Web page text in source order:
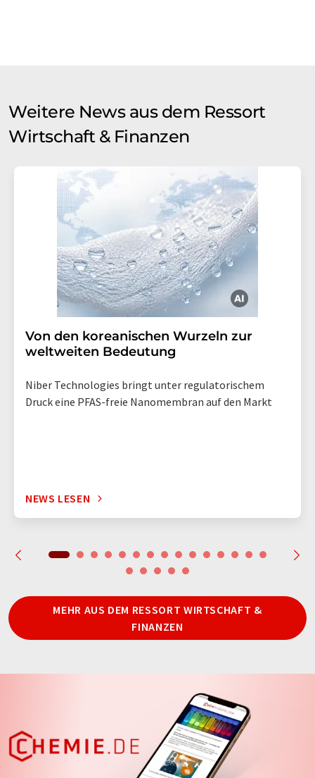
Weitere News aus dem Ressort
Wirtschaft & Finanzen
Von den koreanischen Wurzeln zur
weltweiten Bedeutung
Niber Technologies bringt unter regulatorischem
Druck eine PFAS-freie Nanomembran auf den Markt
NEWS LESEN
MEHR AUS DEM RESSORT WIRTSCHAFT &
FINANZEN